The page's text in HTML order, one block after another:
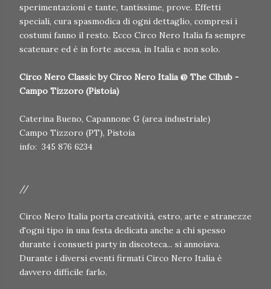
sperimentazioni e tante, tantissime, prove. Effetti
speciali, cura spasmodica di ogni dettaglio, compresi i
costumi fanno il resto. Ecco Circo Nero Italia fa sempre
scatenare ed è in forte ascesa, in Italia e non solo.
Circo Nero Classic by Circo Nero Italia @ The Clhub -
Campo Tizzoro (Pistoia)
Caterina Bueno, Capannone G (area industriale)
Campo Tizzoro (PT), Pistoia
info: 345 876 6234
//
Circo Nero Italia porta creatività, estro, arte e stranezze
d'ogni tipo in una festa dedicata anche a chi spesso
durante i consueti party in discoteca... si annoiava.
Durante i diversi eventi firmati Circo Nero Italia è
davvero difficile farlo.